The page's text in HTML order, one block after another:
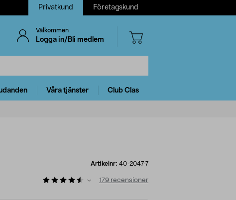
Privatkund Företagskund
Välkommen
Logga in/Bli medlem
Våra tjänster Club Clas
Artikelnr: 40-2047-7
179 recensioner